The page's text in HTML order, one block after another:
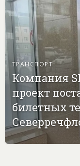
ТРАНСПОРТ
Компания
проект
билетных